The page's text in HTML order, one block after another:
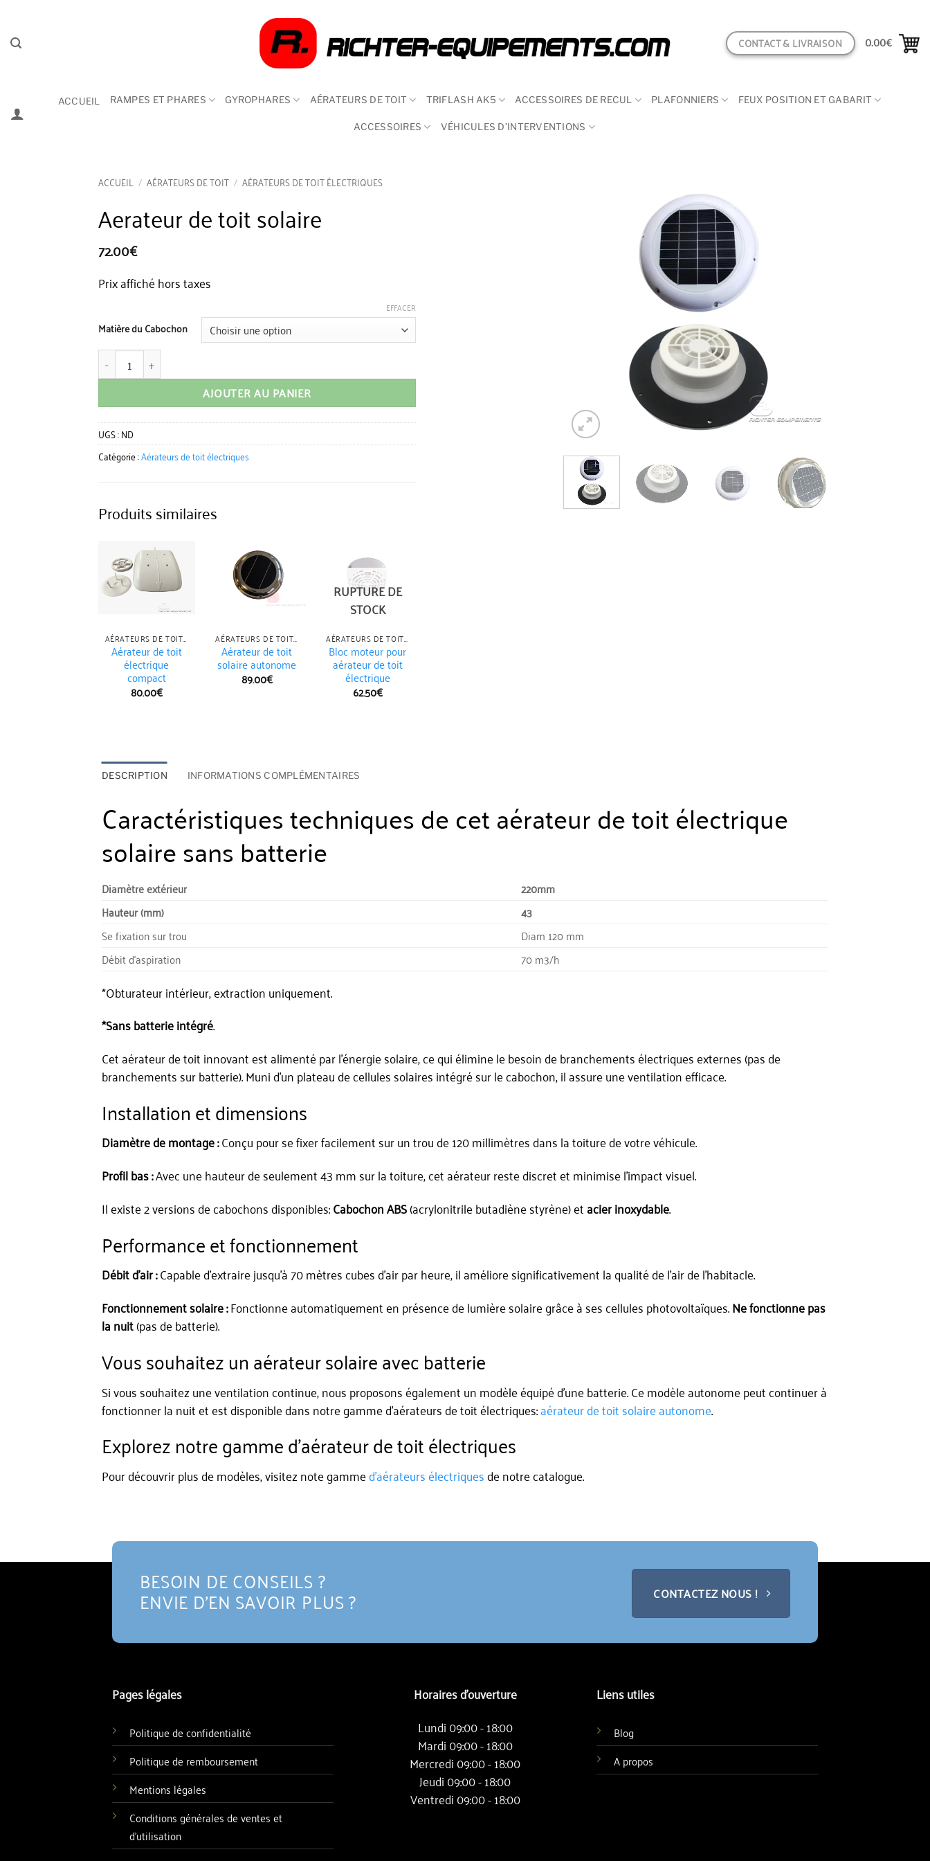
contenu
CONTACT & LIVRAISON 0.00€
ACCUEIL RAMPES ET PHARES GYROPHARES AÉRATEURS DE TOIT TRIFLASH AK5 ACCESSOIRES DE RECUL PLAFONNIERS FEUX POSITION ET GABARIT
ACCESSOIRES VÉHICULES D’INTERVENTIONS
ACCUEIL / AÉRATEURS DE TOIT / AÉRATEURS DE TOIT ÉLECTRIQUES
Aerateur de toit solaire
72.00€
Prix affiché hors taxes
Matière du Cabochon
EFFACER
AJOUTER AU PANIER
UGS :ND
Catégorie :Aérateurs de toit électriques
Produits similaires
AÉRATEURS DE TOIT ÉLECTRIQUES
Aérateur de toit
électrique
compact
80.00€
AÉRATEURS DE TOIT ÉLECTRIQUES
Aérateur de toit
solaire autonome
89.00€
RUPTURE DE
STOCK
AÉRATEURS DE TOIT ÉLECTRIQUES
Bloc moteur pour
aérateur de toit
électrique
62.50€
DESCRIPTION INFORMATIONS COMPLÉMENTAIRES
Caractéristiques techniques de cet aérateur de toit électrique
solaire sans batterie
Diamètre extérieur
220mm
Hauteur (mm)
43
Se fixation sur trou
Diam 120 mm
Débit d’aspiration
70 m3/h
*Obturateur intérieur, extraction uniquement.
*Sans batterie intégré.
Cet aérateur de toit innovant est alimenté par l’énergie solaire, ce qui élimine le besoin de branchements électriques externes (pas de
branchements sur batterie). Muni d’un plateau de cellules solaires intégré sur le cabochon, il assure une ventilation efficace.
Installation et dimensions
Diamètre de montage :Conçu pour se fixer facilement sur un trou de 120 millimètres dans la toiture de votre véhicule.
Profil bas :Avec une hauteur de seulement 43 mm sur la toiture, cet aérateur reste discret et minimise l’impact visuel.
Il existe 2 versions de cabochons disponibles:Cabochon ABS(acrylonitrile butadiène styrène) etacier inoxydable.
Performance et fonctionnement
Débit d’air :Capable d’extraire jusqu’à 70 mètres cubes d’air par heure, il améliore significativement la qualité de l’air de l’habitacle.
Fonctionnement solaire :Fonctionne automatiquement en présence de lumière solaire grâce à ses cellules photovoltaïques.Ne fonctionne pas
la nuit(pas de batterie).
Vous souhaitez un aérateur solaire avec batterie
Si vous souhaitez une ventilation continue, nous proposons également un modèle équipé d’une batterie. Ce modèle autonome peut continuer à
fonctionner la nuit et est disponible dans notre gamme d’aérateurs de toit électriques:aérateur de toit solaire autonome.
Explorez notre gamme d’aérateur de toit électriques
Pour découvrir plus de modèles, visitez note gammed’aérateurs électriquesde notre catalogue.
BESOIN DE CONSEILS ?
ENVIE D'EN SAVOIR PLUS ? CONTACTEZ NOUS !
Pages légales
Politique de confidentialité
Politique de remboursement
Mentions légales
Conditions générales de ventes et
d'utilisation
Horaires d'ouverture
Lundi 09:00 - 18:00
Mardi 09:00 - 18:00
Mercredi 09:00 - 18:00
Jeudi 09:00 - 18:00
Ventredi 09:00 - 18:00
Liens utiles
Blog
A propos